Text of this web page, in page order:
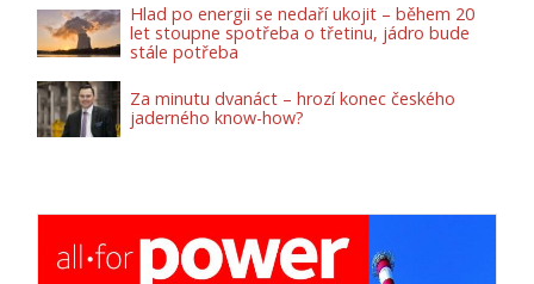
Hlad po energii se nedaří ukojit – během 20
let stoupne spotřeba o třetinu, jádro bude
stále potřeba
Za minutu dvanáct – hrozí konec českého
jaderného know-how?